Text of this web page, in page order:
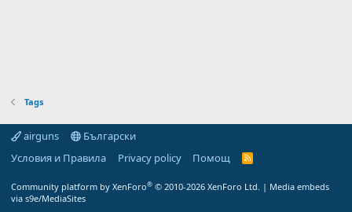
Tags
airguns
Български
Условия и Правила
Privacy policy Помощ
R
Community platform by XenForo® © 2010-2026 XenForo Ltd. | Media embeds
via s9e/MediaSites